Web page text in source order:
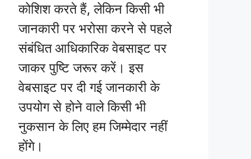
कोशिश करते हैं, लेकिन किसी भी
जानकारी पर भरोसा करने से पहले
संबंधित आधिकारिक वेबसाइट पर
जाकर पुष्टि जरूर करें। इस
वेबसाइट पर दी गई जानकारी के
उपयोग से होने वाले किसी भी
नुकसान के लिए हम जिम्मेदार नहीं
होंगे।